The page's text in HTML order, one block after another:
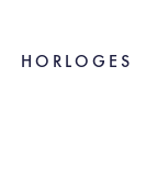
HORLOGES